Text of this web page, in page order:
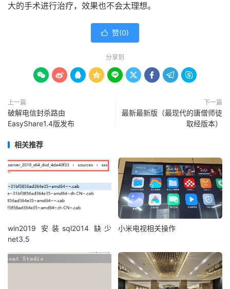
大的手术进行治疗，效果也不会太理想。
 赞(0)
分享到
        
上一篇
破解电信封杀路由
EasyShare1.4版发布
下一篇
最新最新版（最现代的唐僧师徒
取经版本）
相关推荐
win2019 安装sql2014 缺少
net3.5
小米电视相关操作